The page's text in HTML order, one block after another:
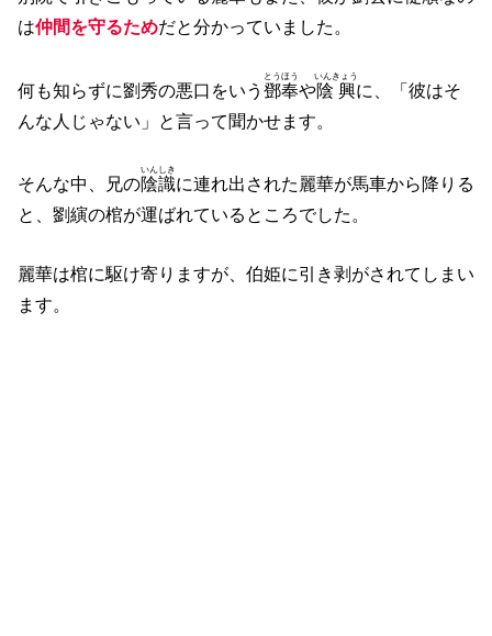
は仲間を守るためだと分かっていました。
何も知らずに劉秀の悪口をいう 鄧奉
とうほう
や陰興
いんきょう
に、「彼はそ
んな人じゃない」と言って聞かせます。
そんな中、兄の陰識
いんしき
に連れ出された麗華が馬車から降りる
と、劉縯の棺が運ばれているところでした。
麗華は棺に駆け寄りますが、伯姫に引き剥がされてしまい
ます。